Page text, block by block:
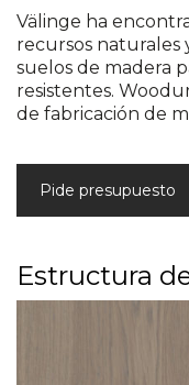
Välinge ha
recursos naturales
suelos de madera
resistentes.
de fabricación de
Pide presupuesto
Estructura